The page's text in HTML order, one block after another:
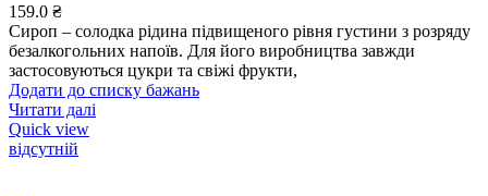
159.0 ₴
Сироп – солодка рідина підвищеного рівня густини з розряду
безалкогольних напоїв. Для його виробництва завжди
застосовуються цукри та свіжі фрукти,
Додати до списку бажань
Читати далі
Quick view
відсутній